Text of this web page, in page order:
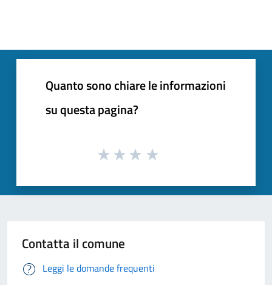
Quanto sono chiare le informazioni
su questa pagina?
Contatta il comune
Leggi le domande frequenti